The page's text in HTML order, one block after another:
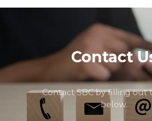
Contact
Contact SBC by filling out
below.